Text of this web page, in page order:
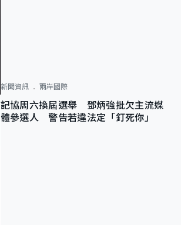
新聞資訊 兩岸國際
記協周六換屆選舉 鄧炳強批欠主流媒
體參選人 警告若違法定「釘死你」